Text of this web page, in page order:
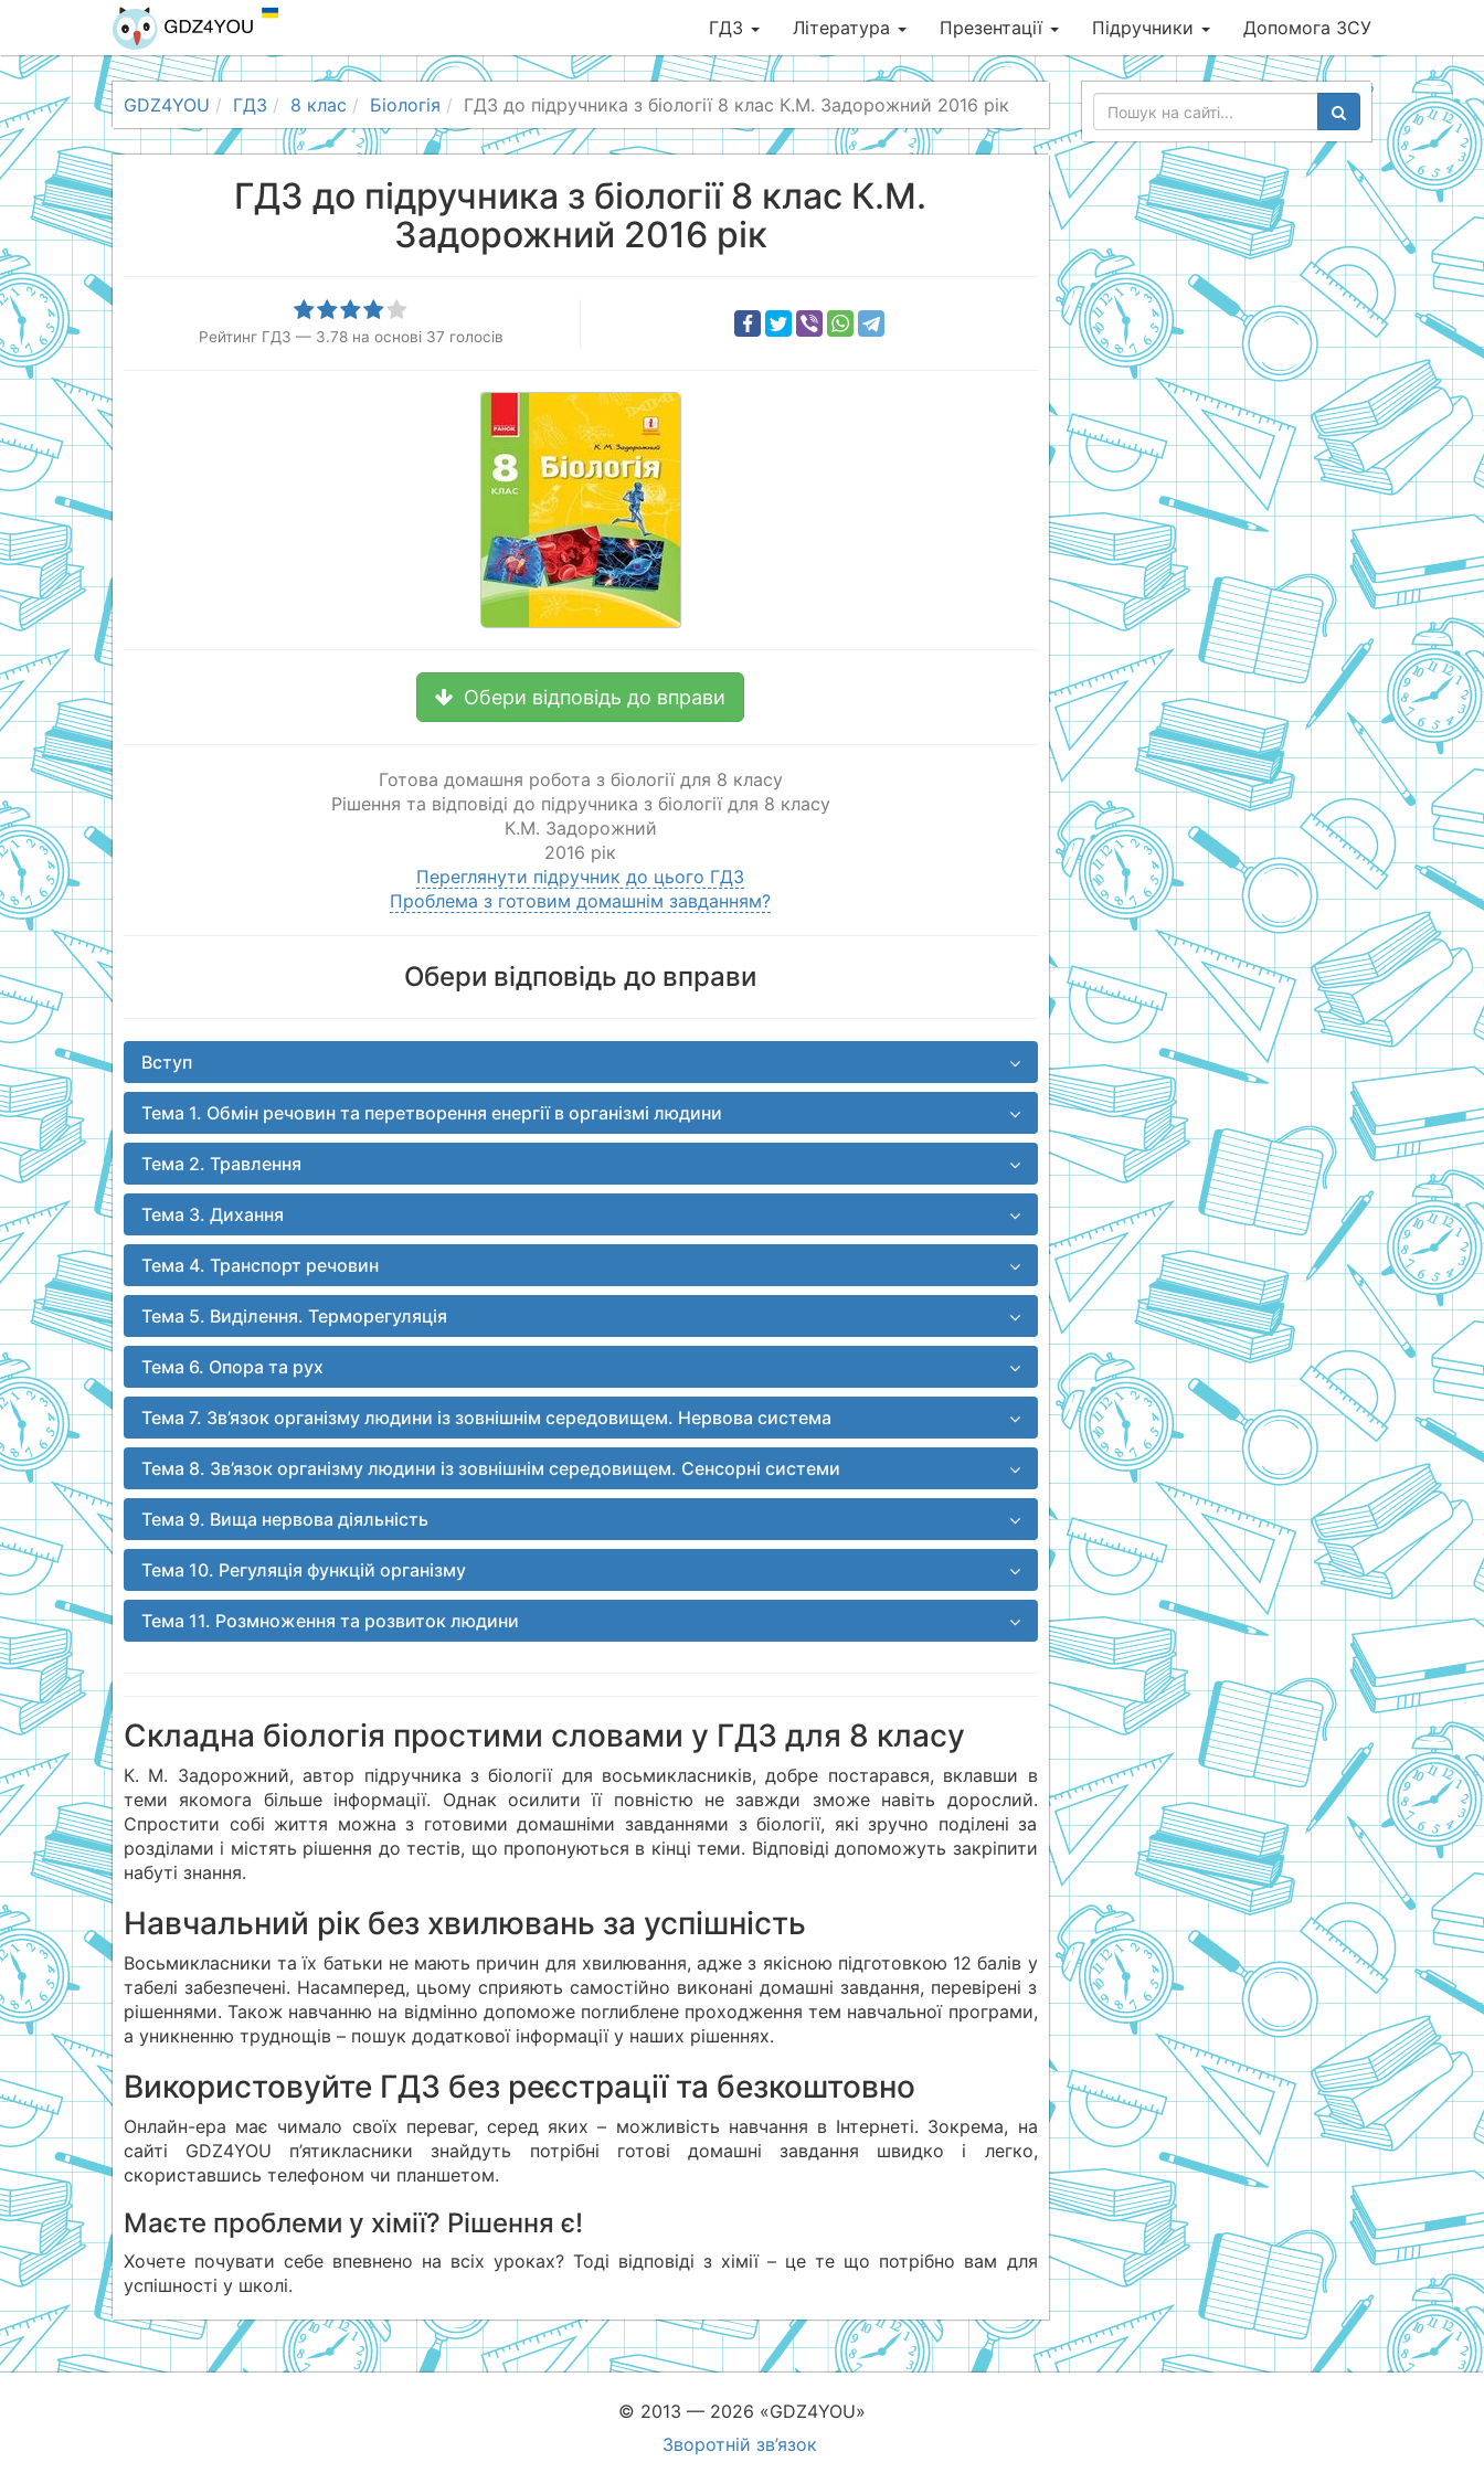
ГДЗ Література Презентації Підручники Допомога ЗСУ
GDZ4YOU ГДЗ 8 клас Біологія ГДЗ до підручника з біології 8 клас К.М. Задорожний 2016 рік
ГДЗ до підручника з біології 8 клас К.М.
Задорожний 2016 рік
Рейтинг ГДЗ — 3.78 на основі 37 голосів
Обери відповідь до вправи
Готова домашня робота з біології для 8 класу
Рішення та відповіді до підручника з біології для 8 класу
К.М. Задорожний
2016 рік
Переглянути підручник до цього ГДЗ
Проблема з готовим домашнім завданням?
Обери відповідь до вправи
Вступ
Тема 1. Обмін речовин та перетворення енергії в організмі людини
Тема 2. Травлення
Тема 3. Дихання
Тема 4. Транспорт речовин
Тема 5. Виділення. Терморегуляція
Тема 6. Опора та рух
Тема 7. Зв’язок організму людини із зовнішнім середовищем. Нервова система
Тема 8. Зв’язок організму людини із зовнішнім середовищем. Сенсорні системи
Тема 9. Вища нервова діяльність
Тема 10. Регуляція функцій організму
Тема 11. Розмноження та розвиток людини
Складна біологія простими словами у ГДЗ для 8 класу
К. М. Задорожний, автор підручника з біології для восьмикласників, добре постарався, вклавши в
теми якомога більше інформації. Однак осилити її повністю не завжди зможе навіть дорослий.
Спростити собі життя можна з готовими домашніми завданнями з біології, які зручно поділені за
розділами і містять рішення до тестів, що пропонуються в кінці теми. Відповіді допоможуть закріпити
набуті знання.
Навчальний рік без хвилювань за успішність
Восьмикласники та їх батьки не мають причин для хвилювання, адже з якісною підготовкою 12 балів у
табелі забезпечені. Насамперед, цьому сприяють самостійно виконані домашні завдання, перевірені з
рішеннями. Також навчанню на відмінно допоможе поглиблене проходження тем навчальної програми,
а уникненню труднощів – пошук додаткової інформації у наших рішеннях.
Використовуйте ГДЗ без реєстрації та безкоштовно
Онлайн-ера має чимало своїх переваг, серед яких – можливість навчання в Інтернеті. Зокрема, на
сайті GDZ4YOU п’ятикласники знайдуть потрібні готові домашні завдання швидко і легко,
скориставшись телефоном чи планшетом.
Маєте проблеми у хімії? Рішення є!
Хочете почувати себе впевнено на всіх уроках? Тоді відповіді з хімії – це те що потрібно вам для
успішності у школі.
© 2013 — 2026 «GDZ4YOU»
Зворотній зв’язок